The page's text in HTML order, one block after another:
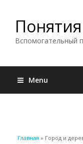
Вспомогательный
Menu
Вы здесь
Главная » Город и